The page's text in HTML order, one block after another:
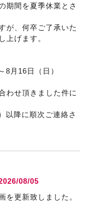
期間を夏季休業とさ
が、何卒ご了承いた
上げます。
8月16日（日）
わせ頂きました件に
降に順次ご連絡さ
08/05
を更新致しました。